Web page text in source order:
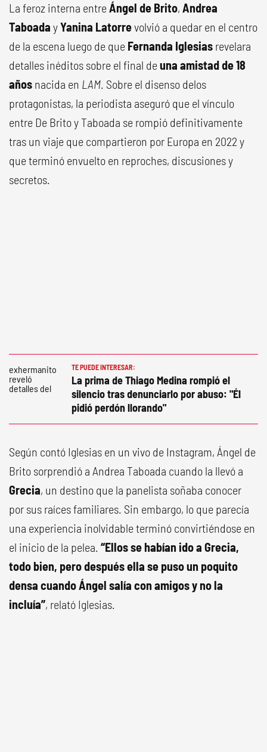
La feroz interna entreÁngel de Brito, Andrea
Taboada yYanina Latorrevolvió a quedar en el centro
de la escena luego de que Fernanda Iglesias revelara
detalles inéditos sobre el final deuna amistad de 18
años nacida en LAM. Sobre el disenso delos
protagonistas, la periodista aseguró que el vínculo
entre De Brito y Taboada se rompió definitivamente
tras un viaje que compartieron por Europa en 2022 y
que terminó envuelto en reproches, discusiones y
secretos.
TE PUEDE INTERESAR:
La prima de Thiago Medina rompió el
silencio tras denunciarlo por abuso: "Él
pidió perdón llorando"
Según contó Iglesias en un vivo de Instagram, Ángel de
Brito sorprendió a Andrea Taboada cuando la llevó a
Grecia, un destino que la panelista soñaba conocer
por sus raíces familiares. Sin embargo, lo que parecía
una experiencia inolvidable terminó convirtiéndose en
el inicio de la pelea. “Ellos se habían ido a Grecia,
todo bien, pero después ella se puso un poquito
densa cuando Ángel salía con amigos y no la
incluía”, relató Iglesias.